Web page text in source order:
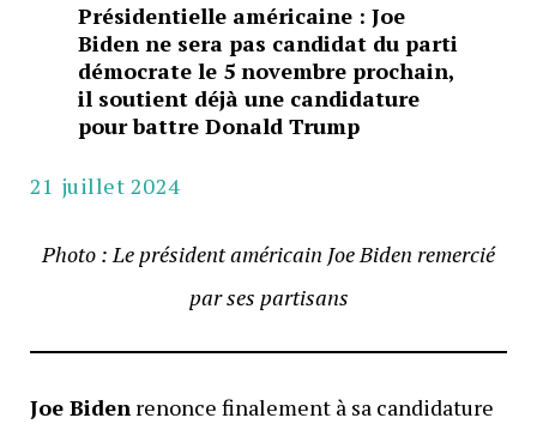
Présidentielle américaine : Joe
Biden ne sera pas candidat du parti
démocrate le 5 novembre prochain,
il soutient déjà une candidature
pour battre Donald Trump
21 juillet 2024
Photo : Le président américain Joe Biden remercié
par ses partisans
Joe Bidenrenonce finalement à sa candidature